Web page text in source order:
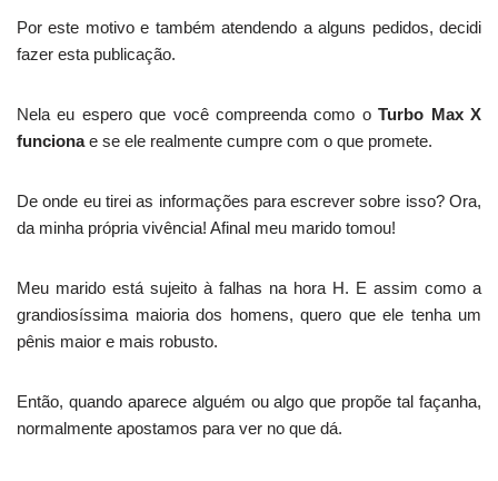
Por este motivo e também atendendo a alguns pedidos, decidi
fazer esta publicação.
Nela eu espero que você compreenda como oTurbo Max X
funcionae se ele realmente cumpre com o que promete.
De onde eu tirei as informações para escrever sobre isso? Ora,
da minha própria vivência! Afinal meu marido tomou!
Meu marido está sujeito à falhas na hora H. E assim como a
grandiosíssima maioria dos homens, quero que ele tenha um
pênis maior e mais robusto.
Então, quando aparece alguém ou algo que propõe tal façanha,
normalmente apostamos para ver no que dá.